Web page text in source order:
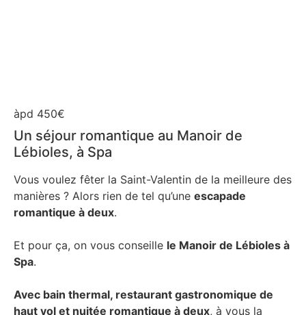
àpd 450€
Un séjour romantique au Manoir de
Lébioles, à Spa
Vous voulez fêter la Saint-Valentin de la meilleure des
manières ? Alors rien de tel qu’une escapade
romantique à deux.
Et pour ça, on vous conseille le Manoir de Lébioles à
Spa.
Avec bain thermal, restaurant gastronomique de
haut vol et nuitée romantique à deux, à vous la